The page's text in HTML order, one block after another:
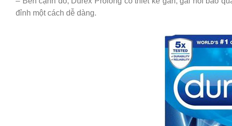
đỉnh một cách dễ dàng.